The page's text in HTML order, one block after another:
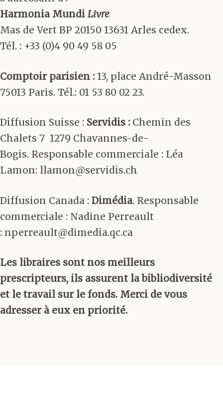
Harmonia Mundi Livre
Mas de Vert BP 20150 13631 Arles cedex.
Tél. : +33 (0)4 90 49 58 05
Comptoir parisien : 13, place André-Masson
75013 Paris. Tél.: 01 53 80 02 23.
Diffusion Suisse : Servidis : Chemin des
Chalets 7 1279 Chavannes-de-
Bogis. Responsable commerciale : Léa
Lamon: llamon@servidis.ch
Diffusion Canada : Dimédia. Responsable
commerciale : Nadine Perreault
: nperreault@dimedia.qc.ca
Les libraires sont nos meilleurs
prescripteurs, ils assurent la bibliodiversité
et le travail sur le fonds. Merci de vous
adresser à eux en priorité.